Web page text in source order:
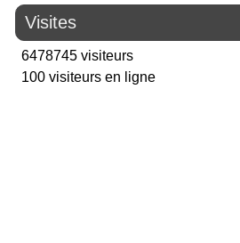
Visites
6478745 visiteurs
100 visiteurs en ligne